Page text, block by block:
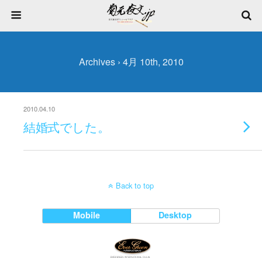
Archives › 4月 10th, 2010
2010.04.10
結婚式でした。
Back to top
Mobile Desktop